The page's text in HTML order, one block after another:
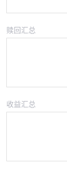
赎回汇总
收益汇总